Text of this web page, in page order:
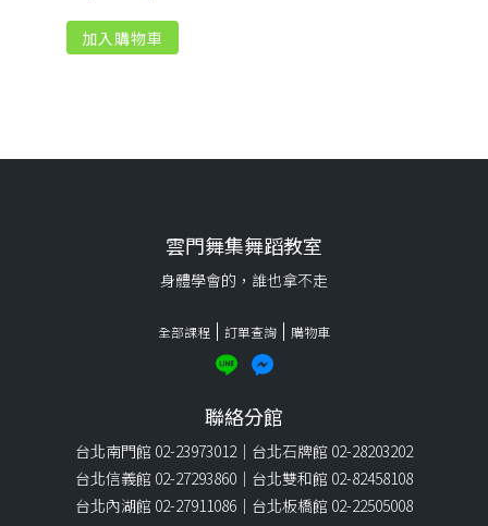
加入購物車
雲門舞集舞蹈教室
身體學會的，誰也拿不走
全部課程 訂單查詢 購物車
聯絡分館
台北南門館 02-23973012｜台北石牌館 02-28203202
台北信義館 02-27293860｜台北雙和館 02-82458108
台北內湖館 02-27911086｜台北板橋館 02-22505008